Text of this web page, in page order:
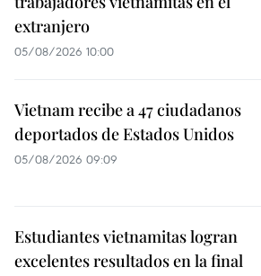
extranjero
05/08/2026 10:00
Vietnam recibe a 47 ciudadanos
deportados de Estados Unidos
05/08/2026 09:09
Estudiantes vietnamitas logran
excelentes resultados en la final